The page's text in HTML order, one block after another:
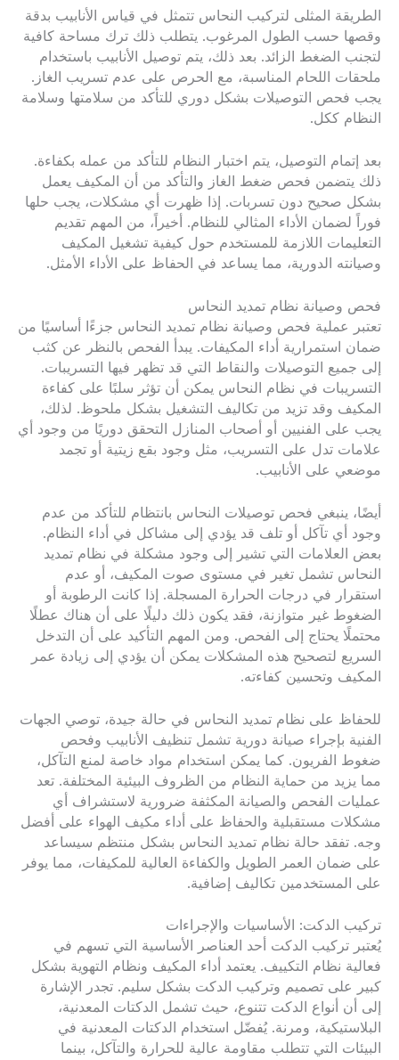
الطريقة المثلى لتركيب النحاس تتمثل في قياس الأنابيب بدقة
وقصها حسب الطول المرغوب. يتطلب ذلك ترك مساحة كافية
لتجنب الضغط الزائد. بعد ذلك، يتم توصيل الأنابيب باستخدام
ملحقات اللحام المناسبة، مع الحرص على عدم تسريب الغاز.
يجب فحص التوصيلات بشكل دوري للتأكد من سلامتها وسلامة
النظام ككل.
بعد إتمام التوصيل، يتم اختبار النظام للتأكد من عمله بكفاءة.
ذلك يتضمن فحص ضغط الغاز والتأكد من أن المكيف يعمل
بشكل صحيح دون تسربات. إذا ظهرت أي مشكلات، يجب حلها
فوراً لضمان الأداء المثالي للنظام. أخيراً، من المهم تقديم
التعليمات اللازمة للمستخدم حول كيفية تشغيل المكيف
وصيانته الدورية، مما يساعد في الحفاظ على الأداء الأمثل.
فحص وصيانة نظام تمديد النحاس
تعتبر عملية فحص وصيانة نظام تمديد النحاس جزءًا أساسيًا من
ضمان استمرارية أداء المكيفات. يبدأ الفحص بالنظر عن كثب
إلى جميع التوصيلات والنقاط التي قد تظهر فيها التسريبات.
التسريبات في نظام النحاس يمكن أن تؤثر سلبًا على كفاءة
المكيف وقد تزيد من تكاليف التشغيل بشكل ملحوظ. لذلك،
يجب على الفنيين أو أصحاب المنازل التحقق دوريًا من وجود أي
علامات تدل على التسريب، مثل وجود بقع زيتية أو تجمد
موضعي على الأنابيب.
أيضًا، ينبغي فحص توصيلات النحاس بانتظام للتأكد من عدم
وجود أي تآكل أو تلف قد يؤدي إلى مشاكل في أداء النظام.
بعض العلامات التي تشير إلى وجود مشكلة في نظام تمديد
النحاس تشمل تغير في مستوى صوت المكيف، أو عدم
استقرار في درجات الحرارة المسجلة. إذا كانت الرطوبة أو
الضغوط غير متوازنة، فقد يكون ذلك دليلًا على أن هناك عطلًا
محتملًا يحتاج إلى الفحص. ومن المهم التأكيد على أن التدخل
السريع لتصحيح هذه المشكلات يمكن أن يؤدي إلى زيادة عمر
المكيف وتحسين كفاءته.
للحفاظ على نظام تمديد النحاس في حالة جيدة، توصي الجهات
الفنية بإجراء صيانة دورية تشمل تنظيف الأنابيب وفحص
ضغوط الفريون. كما يمكن استخدام مواد خاصة لمنع التآكل،
مما يزيد من حماية النظام من الظروف البيئية المختلفة. تعد
عمليات الفحص والصيانة المكثفة ضرورية لاستشراف أي
مشكلات مستقبلية والحفاظ على أداء مكيف الهواء على أفضل
وجه. تفقد حالة نظام تمديد النحاس بشكل منتظم سيساعد
على ضمان العمر الطويل والكفاءة العالية للمكيفات، مما يوفر
على المستخدمين تكاليف إضافية.
تركيب الدكت: الأساسيات والإجراءات
يُعتبر تركيب الدكت أحد العناصر الأساسية التي تسهم في
فعالية نظام التكييف. يعتمد أداء المكيف ونظام التهوية بشكل
كبير على تصميم وتركيب الدكت بشكل سليم. تجدر الإشارة
إلى أن أنواع الدكت تتنوع، حيث تشمل الدكتات المعدنية،
البلاستيكية، ومرنة. يُفضّل استخدام الدكتات المعدنية في
البيئات التي تتطلب مقاومة عالية للحرارة والتآكل، بينما